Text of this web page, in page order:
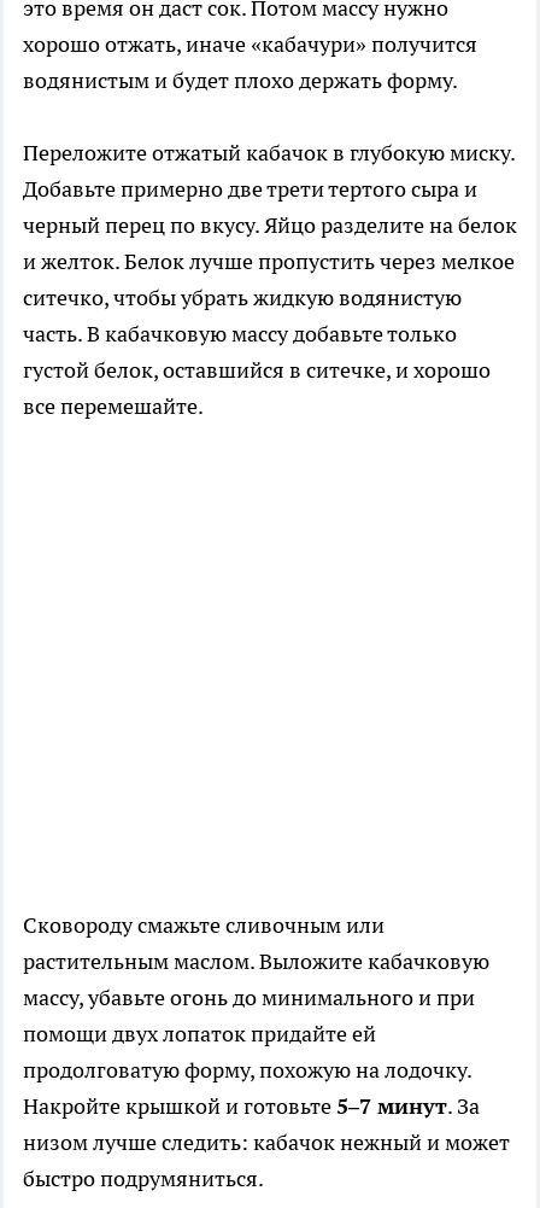
это время он даст сок. Потом массу нужно
хорошо отжать, иначе «кабачури» получится
водянистым и будет плохо держать форму.
Переложите отжатый кабачок в глубокую миску.
Добавьте примерно две трети тертого сыра и
черный перец по вкусу. Яйцо разделите на белок
и желток. Белок лучше пропустить через мелкое
ситечко, чтобы убрать жидкую водянистую
часть. В кабачковую массу добавьте только
густой белок, оставшийся в ситечке, и хорошо
все перемешайте.
Сковороду смажьте сливочным или
растительным маслом. Выложите кабачковую
массу, убавьте огонь до минимального и при
помощи двух лопаток придайте ей
продолговатую форму, похожую на лодочку.
Накройте крышкой и готовьте 5–7 минут. За
низом лучше следить: кабачок нежный и может
быстро подрумяниться.